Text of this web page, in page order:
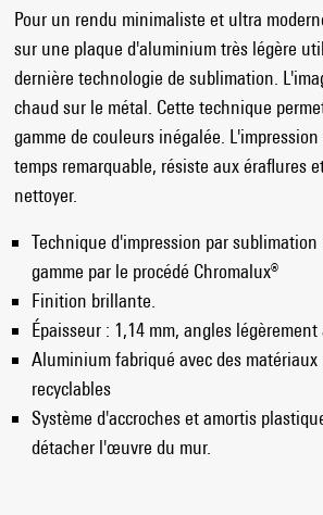
Pour un rendu minimaliste et ultra
sur une plaque d'aluminium très légère
dernière technologie de sublimation.
chaud sur le métal. Cette technique
gamme de couleurs inégalée.
temps remarquable, résiste aux éraflures
nettoyer.
Technique d'impression par sublimation
gamme par le procédé Chromalux®
Finition brillante.
Épaisseur : 1,14 mm, angles
Aluminium fabriqué avec des matériaux
recyclables
Système d'accroches et amortis
détacher l'œuvre du mur.